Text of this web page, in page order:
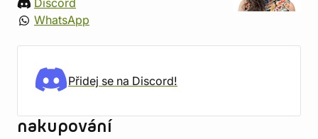
Discord
WhatsApp
Přidej se na Discord!
nakupování